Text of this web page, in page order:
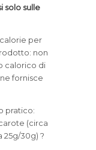
solo sulle
per
non
calorico di
fornisce
pratico:
(circa
25g/30g) ?